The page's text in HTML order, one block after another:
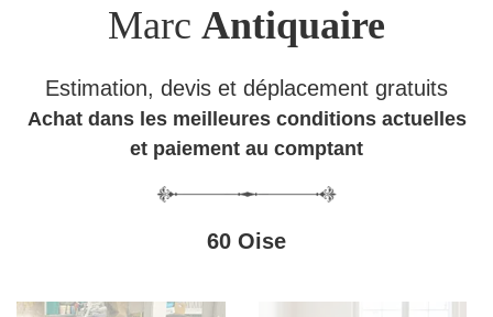
Marc Antiquaire
Estimation, devis et déplacement gratuits
Achat dans les meilleures conditions actuelles
et paiement au comptant
60 Oise